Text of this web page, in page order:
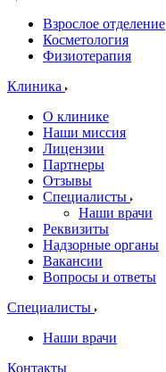
Взрослое отделение
Косметология
Физиотерапия
Клиника
О клинике
Наши миссия
Лицензии
Партнеры
Отзывы
Специалисты
Наши врачи
Реквизиты
Надзорные органы
Вакансии
Вопросы и ответы
Специалисты
Наши врачи
Контакты